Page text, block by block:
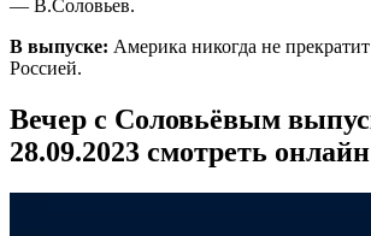
— В.Соловьев.
В выпуске: Америка никогда не
Россией.
Вечер с Соловьёвым
28.09.2023 смотреть онлайн